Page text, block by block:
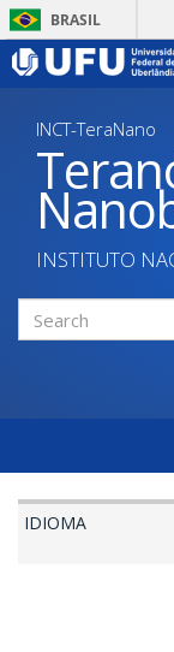
Skip
to
main
BRASIL
INCT-TeraNano
INSTITUTO
Search
IDIOMA